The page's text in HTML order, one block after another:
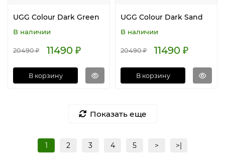
UGG Colour Dark Green
В наличии
20490 ₽ 11490 ₽
В корзину
UGG Colour Dark Sand
В наличии
20490 ₽ 11490 ₽
В корзину
Показать еще
1 2 3 4 5 > >|